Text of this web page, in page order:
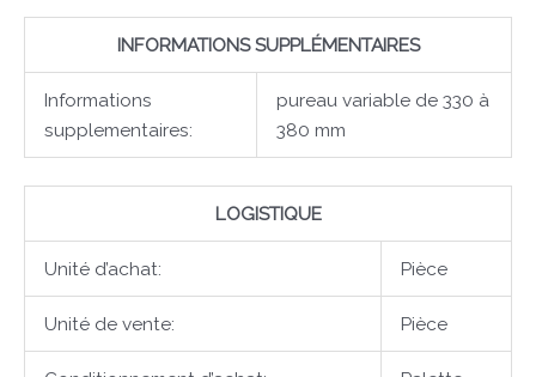
INFORMATIONS SUPPLÉMENTAIRES
Informations
supplementaires:
pureau variable de 330 à
380 mm
LOGISTIQUE
Unité d’achat: Pièce
Unité de vente: Pièce